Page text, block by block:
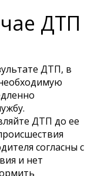
ДТП
ДТП, в
ДТП до ее
согласны с
и нет